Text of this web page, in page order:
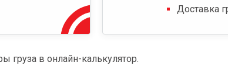
Доставка
груза в онлайн-калькулятор.